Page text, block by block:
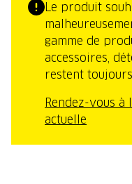
Le produit
gamme de
accessoires,
restent
Rendez-vous à
actuelle